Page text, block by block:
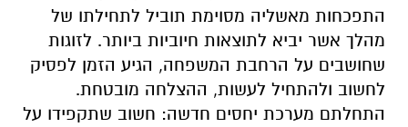
התפכחות מאשליה מסוימת תוביל לתחילתו של
מהלך אשר יביא לתוצאות חיוביות ביותר. לזוגות
שחושבים על הרחבת המשפחה, הגיע הזמן לפסיק
לחשוב ולהתחיל לעשות, ההצלחה מובטחת.
התחלתם מערכת יחסים חדשה: חשוב שתקפידו על